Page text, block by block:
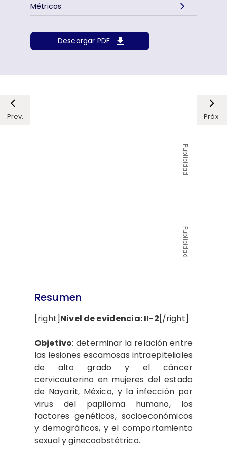
Descargar PDF
Métricas
Prev. Próx.
Publicidad
Publicidad
Resumen
[right]Nivel de evidencia: II-2[/right]
Objetivo: determinar la relación entre
las lesiones escamosas intraepiteliales
de alto grado y el cáncer
cervicouterino en mujeres del estado
de Nayarit, México, y la infección por
virus del papiloma humano, los
factores genéticos, socioeconómicos
y demográficos, y el comportamiento
sexual y ginecoobstétrico.